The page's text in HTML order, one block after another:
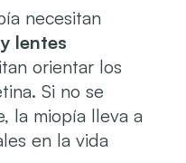
necesitan
lentes
orientar los
Si no se
la miopía lleva a
en la vida